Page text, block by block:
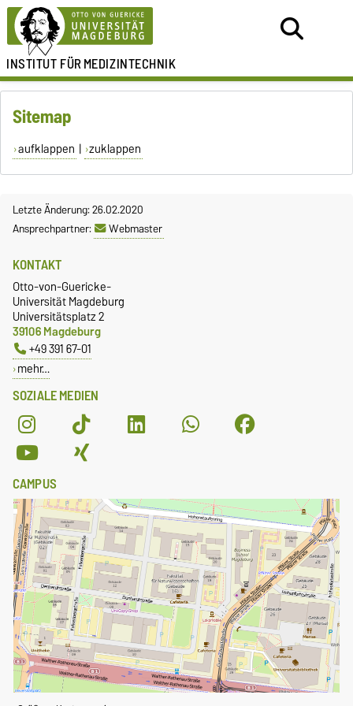
INSTITUT FÜRMEDIZINTECHNIK
Sitemap
aufklappen | zuklappen
Letzte Änderung: 26.02.2020
Ansprechpartner:
Webmaster
SOZIALE MEDIEN
KONTAKT
Otto-von-Guericke-
Universität Magdeburg
Universitätsplatz 2
39106 Magdeburg
+49 391 67-01
mehr…
CAMPUS